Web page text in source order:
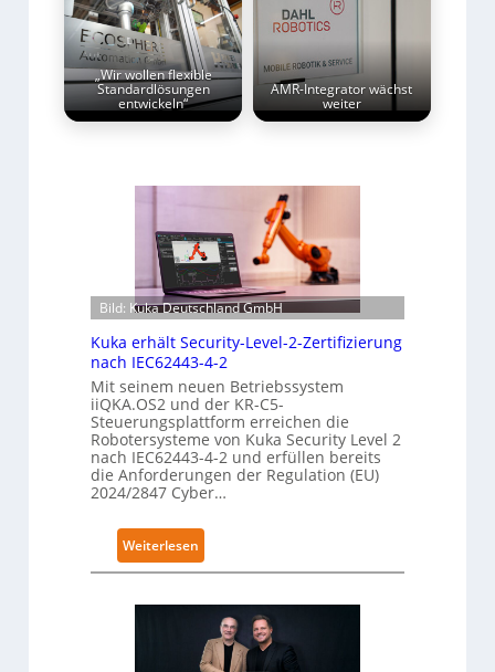
„Wir wollen flexible
Standardlösungen
entwickeln“
AMR-Integrator wächst
weiter
Bild: Kuka Deutschland GmbH
Kuka erhält Security-Level-2-Zertifizierung
nach IEC62443-4-2
Mit seinem neuen Betriebssystem
iiQKA.OS2 und der KR-C5-
Steuerungsplattform erreichen die
Robotersysteme von Kuka Security Level 2
nach IEC62443-4-2 und erfüllen bereits
die Anforderungen der Regulation (EU)
2024/2847 Cyber…
Weiterlesen
K
e